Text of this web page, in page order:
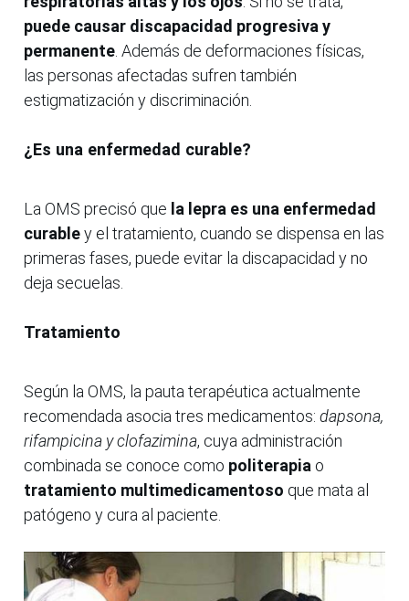
puede causar discapacidad progresiva y
permanente . Además de deformaciones físicas,
las personas afectadas sufren también
estigmatización y discriminación.
¿Es una enfermedad curable?
La OMS precisó que la lepra es una enfermedad
curabley el tratamiento, cuando se dispensa en las
primeras fases, puede evitar la discapacidad y no
deja secuelas.
Tratamiento
Según la OMS, la pauta terapéutica actualmente
recomendada asocia tres medicamentos: dapsona,
rifampicina y clofazimina, cuya administración
combinada se conoce como politerapia o
tratamiento multimedicamentoso que mata al
patógeno y cura al paciente.